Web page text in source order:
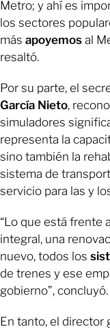
Metro; y ahí es
los sectores
más apoyemos al
resaltó.
Por su parte, el
García Nieto,
simuladores
representa la
sino también la
sistema de
servicio para las y
“Lo que está frente
integral, una
nuevo, todos los
de trenes y ese
gobierno”, concluyó.
En tanto, el director